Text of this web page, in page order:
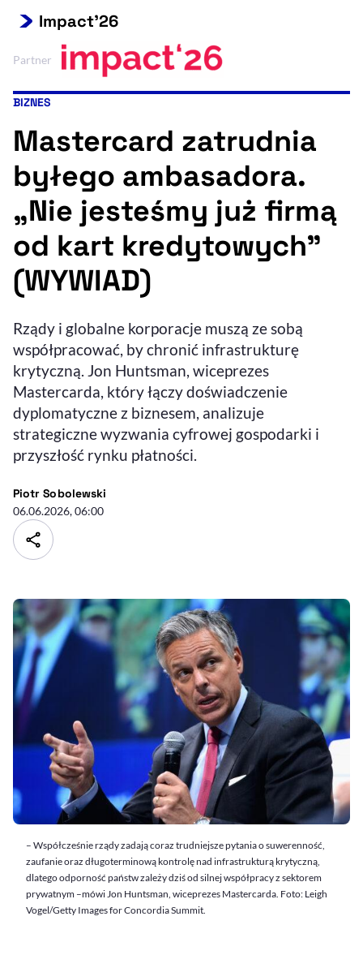
Ułatwienia dostępności wspierają:
Sprawdź, jak i dlaczego zwiększamy dostępność , otwiera się w nowym
Deklaracja dostępności, otwiera się w nowym oknie
Impact'26
Partner
Kategoria artykułu:
BIZNES
Mastercard zatrudnia
byłego ambasadora.
„Nie jesteśmy już firmą
od kart kredytowych”
(WYWIAD)
Rządy i globalne korporacje muszą ze sobą
współpracować, by chronić infrastrukturę
krytyczną. Jon Huntsman, wiceprezes
Mastercarda, który łączy doświadczenie
dyplomatyczne z biznesem, analizuje
strategiczne wyzwania cyfrowej gospodarki i
przyszłość rynku płatności.
Piotr Sobolewski
06.06.2026, 06:00
– Współcześnie rządy zadają coraz trudniejsze pytania o suwerenność,
zaufanie oraz długoterminową kontrolę nad infrastrukturą krytyczną,
dlatego odporność państw zależy dziś od silnej współpracy z sektorem
prywatnym –mówi Jon Huntsman, wiceprezes Mastercarda. Foto: Leigh
Vogel/Getty Images for Concordia Summit.